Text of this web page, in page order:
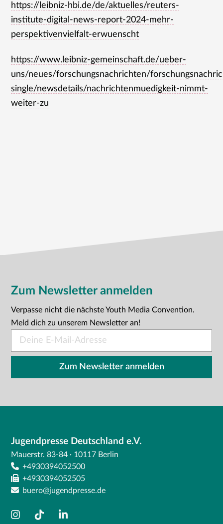
https://leibniz-hbi.de/de/aktuelles/reuters-
institute-digital-news-report-2024-mehr-
perspektivenvielfalt-erwuenscht
https://www.leibniz-gemeinschaft.de/ueber-
uns/neues/forschungsnachrichten/
single/newsdetails/nachrichtenmuedigkeit-nimmt-
weiter-zu
Zum Newsletter anmelden
Verpasse nicht die nächste Youth Media Convention.
Meld dich zu unserem Newsletter an!
Mail*
Zum Newsletter anmelden
Jugendpresse Deutschland e.V.
Mauerstr. 83-84 · 10117 Berlin
+4930394052500
+4930394052505
buero@jugendpresse.de